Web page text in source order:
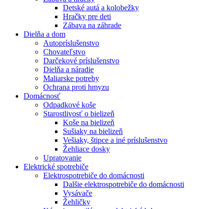
Detské autá a kolobežky
Hračky pre deti
Zábava na záhrade
Dielňa a dom
Autopríslušenstvo
Chovateľstvo
Darčekové príslušenstvo
Dielňa a náradie
Maliarske potreby
Ochrana proti hmyzu
Domácnosť
Odpadkové koše
Starostlivosť o bielizeň
Koše na bielizeň
Sušiaky na bielizeň
Vešiaky, štipce a iné príslušenstvo
Žehliace dosky
Upratovanie
Elektrické spotrebiče
Elektrospotrebiče do domácnosti
Dalšie elektrospotrebiče do domácnosti
Vysávače
Žehličky